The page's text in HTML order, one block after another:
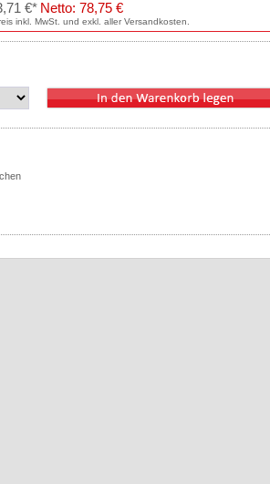
€* Netto: 78,75 €
inkl. MwSt. und exkl. aller Versandkosten.